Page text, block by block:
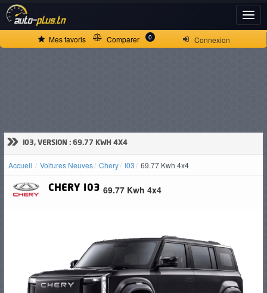
Connexion
Mes favoris Comparer 0
» I03, VERSION : 69.77 KWH 4X4
Accueil Voitures Neuves Chery I03 69.77 Kwh 4x4
CHERY I03 69.77 Kwh 4x4
ACCUEIL
D'OCCASION
PNEUS